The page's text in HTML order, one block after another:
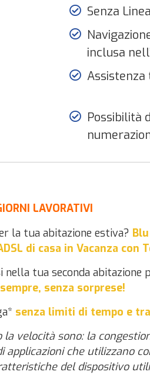
Senza
inclusa
Possibilità
LAVORATIVI
la tua abitazione estiva?
di casa in Vacanza con
tua seconda abitazione
senza sorprese!
senza limiti di tempo e
velocità sono: la
applicazioni che utilizzano
del dispositivo